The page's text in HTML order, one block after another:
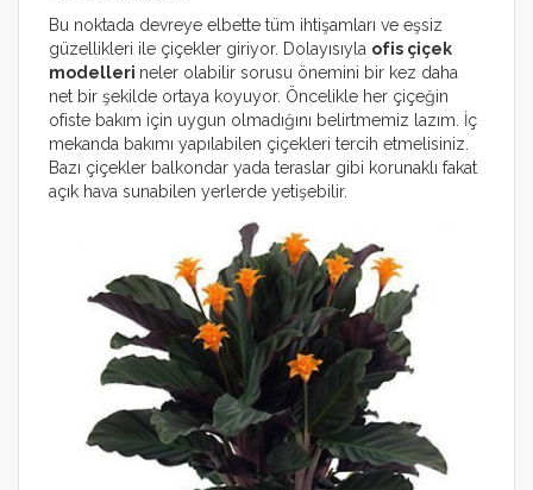
Bu noktada devreye elbette tüm ihtişamları ve eşsiz
güzellikleri ile çiçekler giriyor. Dolayısıyla ofis çiçek
modelleri neler olabilir sorusu önemini bir kez daha
net bir şekilde ortaya koyuyor. Öncelikle her çiçeğin
ofiste bakım için uygun olmadığını belirtmemiz lazım. İç
mekanda bakımı yapılabilen çiçekleri tercih etmelisiniz.
Bazı çiçekler balkondar yada teraslar gibi korunaklı fakat
açık hava sunabilen yerlerde yetişebilir.